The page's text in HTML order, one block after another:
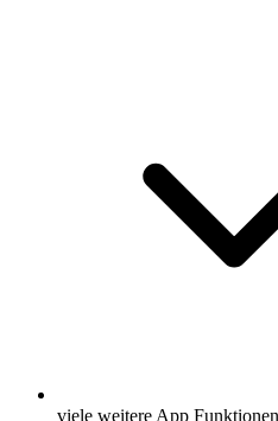
viele weitere App Funktionen